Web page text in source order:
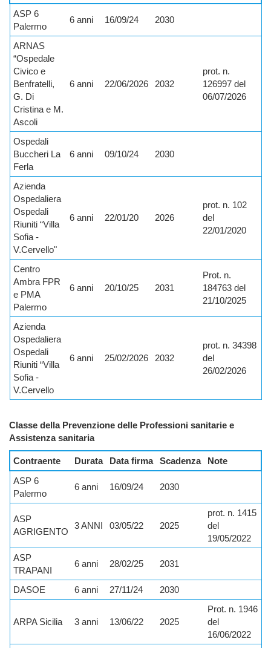
ASP 6
Palermo
6 anni 16/09/24 2030
ARNAS
“Ospedale
Civico e
Benfratelli,
G. Di
Cristina e M.
Ascoli
6 anni 22/06/2026 2032
prot. n.
126997 del
06/07/2026
Ospedali
Buccheri La
Ferla
6 anni 09/10/24 2030
Azienda
Ospedaliera
Ospedali
Riuniti “Villa
Sofia -
V.Cervello"
6 anni 22/01/20 2026
prot. n. 102
del
22/01/2020
Centro
Ambra FPR
e PMA
Palermo
6 anni 20/10/25 2031
Prot. n.
184763 del
21/10/2025
Azienda
Ospedaliera
Ospedali
Riuniti “Villa
Sofia -
V.Cervello
6 anni 25/02/2026 2032
prot. n. 34398
del
26/02/2026
Classe della Prevenzione delle Professioni sanitarie e
Assistenza sanitaria
Contraente Durata Data firma Scadenza
Note
ASP 6
Palermo
6 anni 16/09/24 2030
ASP
AGRIGENTO
3 ANNI 03/05/22 2025
prot. n. 1415
del
19/05/2022
ASP
TRAPANI
6 anni 28/02/25 2031
DASOE 6 anni 27/11/24 2030
ARPA Sicilia 3 anni 13/06/22 2025
Prot. n. 1946
del
16/06/2022